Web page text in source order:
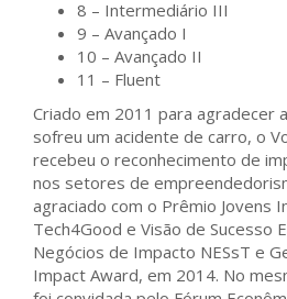
8 – Intermediário III
9 – Avançado I
10 – Avançado II
11 – Fluent
Criado em 2011 para agradecer
sofreu um acidente de carro, o
recebeu o reconhecimento de
nos setores de
agraciado com o Prêmio Jovens
Tech4Good e Visão de Sucesso
Negócios de Impacto NESsT e
Impact Award, em 2014. No